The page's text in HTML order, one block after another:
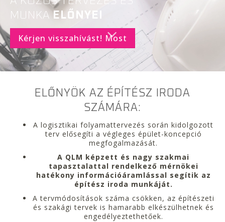
MUNKA ELŐNYEI
Kérjen visszahívást! Most
ELŐNYÖK AZ ÉPÍTÉSZ IRODA
SZÁMÁRA:
A logisztikai folyamattervezés során kidolgozott
terv elősegíti a végleges épület-koncepció
megfogalmazását.
A QLM képzett és nagy szakmai
tapasztalattal rendelkező mérnökei
hatékony információáramlással segítik az
építész iroda munkáját.
A tervmódosítások száma csökken, az építészeti
és szakági tervek is hamarabb elkészülhetnek és
engedélyeztethetőek.